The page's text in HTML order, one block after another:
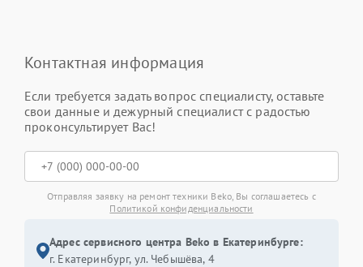
Контактная информация
Если требуется задать вопрос специалисту, оставьте
свои данные и дежурный специалист с радостью
проконсультирует Вас!
Отправляя заявку на ремонт техники Beko, Вы соглашаетесь с
Политикой конфиденциальности
Адрес сервисного центра Beko в Екатеринбурге:
г. Екатеринбург, ул. Чебышёва, 4